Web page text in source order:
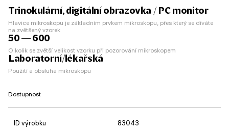
Trinokulární, digitální obrazovka / PC monitor
Hlavice mikroskopu je základním prvkem mikroskopu, přes který se díváte
na zvětšený vzorek
50 — 600
O kolik se zvětší velikost vzorku při pozorování mikroskopem
Laboratorní/lékařská
Použití a obsluha mikroskopu
Dostupnost
ID výrobku
83043